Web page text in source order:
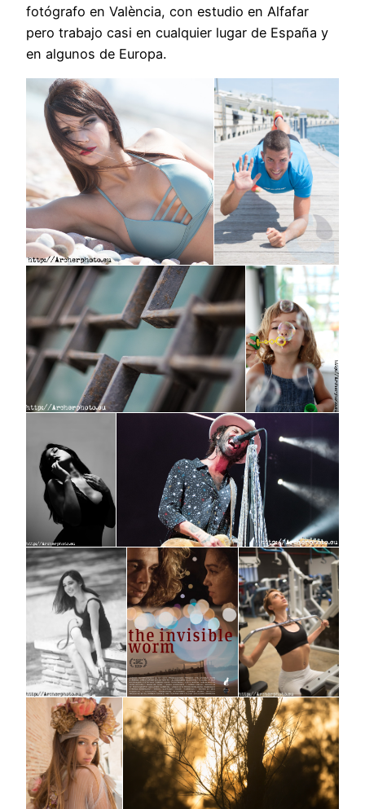
fotógrafo en València, con estudio en Alfafar
pero trabajo casi en cualquier lugar de España y
en algunos de Europa.